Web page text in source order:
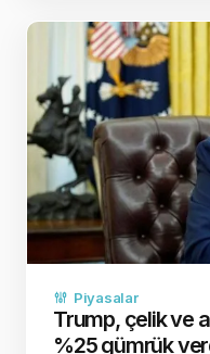
Piyasalar
Trump, çelik ve
%25 gümrük